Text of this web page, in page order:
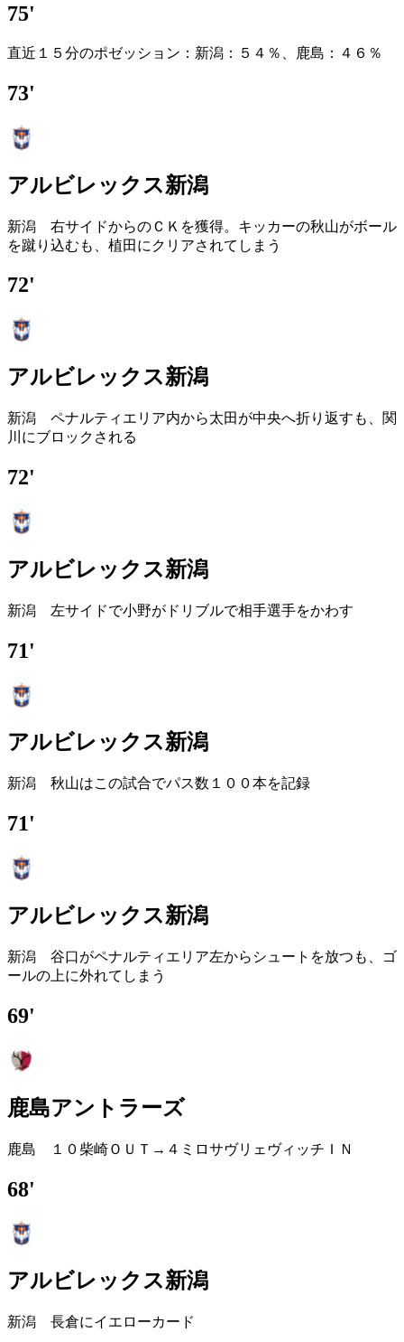
75'
直近１５分のポゼッション：新潟：５４％、鹿島：４６％
73'
アルビレックス新潟
新潟 右サイドからのＣＫを獲得。キッカーの秋山がボール
を蹴り込むも、植田にクリアされてしまう
72'
アルビレックス新潟
新潟 ペナルティエリア内から太田が中央へ折り返すも、関
川にブロックされる
72'
アルビレックス新潟
新潟 左サイドで小野がドリブルで相手選手をかわす
71'
アルビレックス新潟
新潟 秋山はこの試合でパス数１００本を記録
71'
アルビレックス新潟
新潟 谷口がペナルティエリア左からシュートを放つも、ゴ
ールの上に外れてしまう
69'
鹿島アントラーズ
鹿島 １０柴崎ＯＵＴ→４ミロサヴリェヴィッチＩＮ
68'
アルビレックス新潟
新潟 長倉にイエローカード